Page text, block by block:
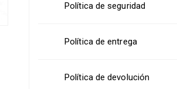
Política de seguridad
Política de entrega
Política de devolución